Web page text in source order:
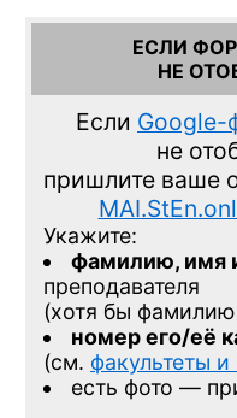
ЕСЛИ
НЕ
Если Google-
не
пришлите ваше
Укажите:
фамилию, имя
преподавателя
(хотя бы
номер его/её
(см. факультеты
есть фото —